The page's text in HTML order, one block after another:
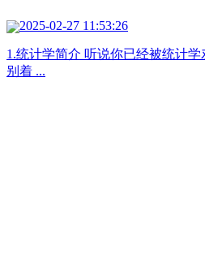
2025-02-27 11:53:26
1.统计学简介 听说你已经被统计
别着 ...